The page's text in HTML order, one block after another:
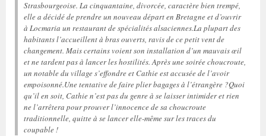
Strasbourgeoise. La cinquantaine, divorcée, caractère bien trempé,
elle a décidé de prendre un nouveau départ en Bretagne et d’ouvrir
à Locmaria un restaurant de spécialités alsaciennes.La plupart des
habitants l’accueillent à bras ouverts, ravis de ce petit vent de
changement. Mais certains voient son installation d’un mauvais œil
et ne tardent pas à lancer les hostilités. Après une soirée choucroute,
un notable du village s’effondre et Cathie est accusée de l’avoir
empoisonné.Une tentative de faire plier bagages à l’étrangère ?Quoi
qu’il en soit, Cathie n’est pas du genre à se laisser intimider et rien
ne l’arrêtera pour prouver l’innocence de sa choucroute
traditionnelle, quitte à se lancer elle-même sur les traces du
coupable !